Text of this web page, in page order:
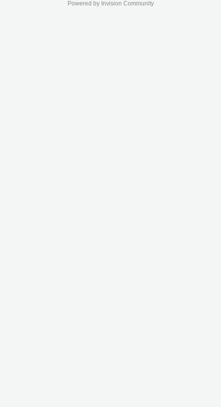
Powered by Invision Community